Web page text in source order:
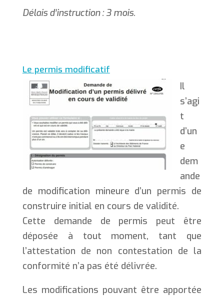
Délais d’instruction : 3 mois.
Le permis modificatif
Il
s’agi
t
d’un
e
dem
ande
de modification mineure d’un permis de
construire initial en cours de validité.
Cette demande de permis peut être
déposée à tout moment, tant que
l’attestation de non contestation de la
conformité n’a pas été délivrée.
Les modifications pouvant être apportée